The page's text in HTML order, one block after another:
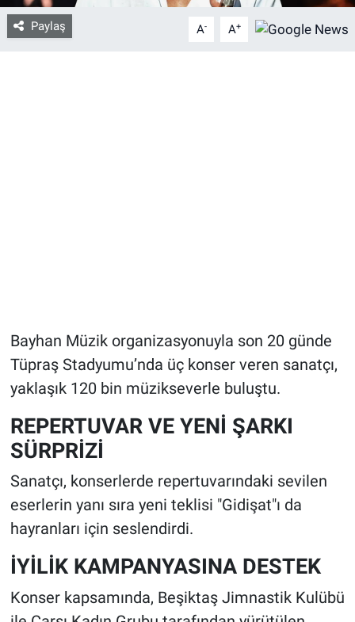
Paylaş A- A+
Bayhan Müzik organizasyonuyla son 20 günde
Tüpraş Stadyumu’nda üç konser veren sanatçı,
yaklaşık 120 bin müzikseverle buluştu.
REPERTUVAR VE YENİ ŞARKI
SÜRPRİZİ
Sanatçı, konserlerde repertuvarındaki sevilen
eserlerin yanı sıra yeni teklisi "Gidişat"ı da
hayranları için seslendirdi.
İYİLİK KAMPANYASINA DESTEK
Konser kapsamında, Beşiktaş Jimnastik Kulübü
Yaşam